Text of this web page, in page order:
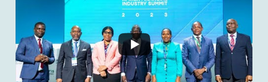
...